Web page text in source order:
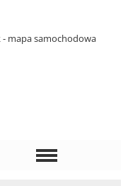
- mapa samochodowa